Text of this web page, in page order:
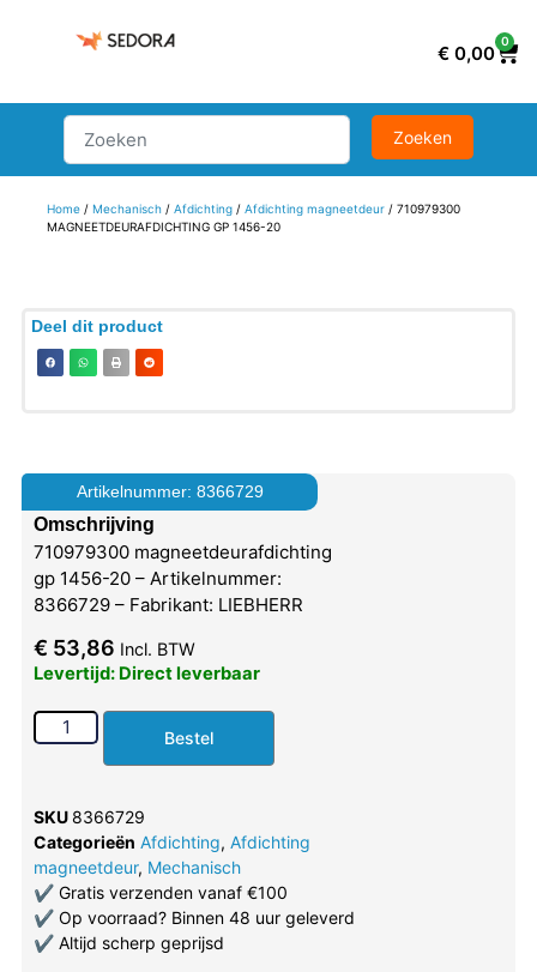
€ 0,00
0
Home/ Mechanisch/ Afdichting/ Afdichting magneetdeur/ 710979300
MAGNEETDEURAFDICHTING GP 1456-20
Deel dit product
Artikelnummer: 8366729
Omschrijving
710979300 magneetdeurafdichting
gp 1456-20 – Artikelnummer:
8366729 – Fabrikant: LIEBHERR
€ 53,86 Incl. BTW
Levertijd: Direct leverbaar
Bestel
SKU 8366729
Categorieën Afdichting, Afdichting
magneetdeur, Mechanisch
✔Gratis verzenden vanaf €100
✔Op voorraad? Binnen 48 uur geleverd
✔Altijd scherp geprijsd